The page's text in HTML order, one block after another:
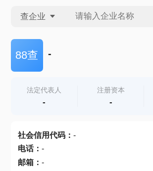
查企业
查企业
查产地
88查 -
法定代表人
-
注册资本
-
社会信用代码： -
电话： -
邮箱： -